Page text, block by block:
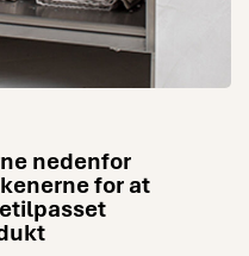
nedenfor
for at